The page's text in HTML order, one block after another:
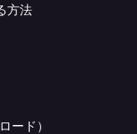
方法
ード）